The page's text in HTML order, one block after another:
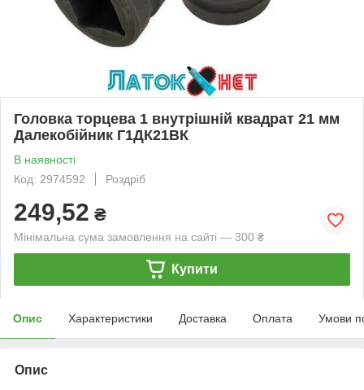
Головка торцева 1 внутрішній квадрат 21 мм
Далекобійник Г1ДК21ВК
В наявності
Код: 2974592
Роздріб
249,52 ₴
Мінімальна сума замовлення на сайті — 300 ₴
Купити
Опис Характеристики Доставка Оплата Умови
Опис